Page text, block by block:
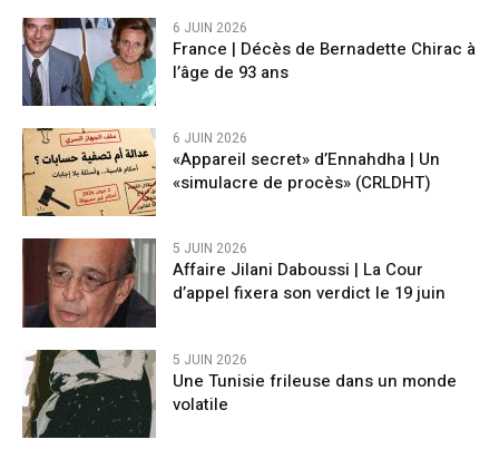
6 JUIN 2026
France | Décès de Bernadette Chirac à
l’âge de 93 ans
6 JUIN 2026
«Appareil secret» d’Ennahdha | Un
«simulacre de procès» (CRLDHT)
5 JUIN 2026
Affaire Jilani Daboussi | La Cour
d’appel fixera son verdict le 19 juin
5 JUIN 2026
Une Tunisie frileuse dans un monde
volatile